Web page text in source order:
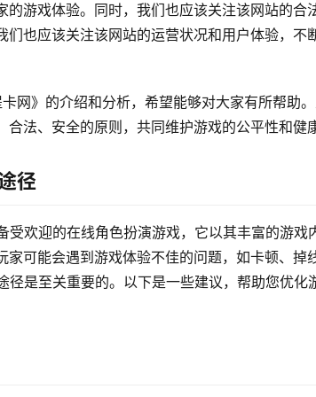
的游戏体验。同时，我们也应该关注该网站的合
们也应该关注该网站的运营状况和用户体验，不
网》的介绍和分析，希望能够对大家有所帮助
法、安全的原则，共同维护游戏的公平性和健
径
受欢迎的在线角色扮演游戏，它以其丰富的游戏
家可能会遇到游戏体验不佳的问题，如卡顿、掉
径是至关重要的。以下是一些建议，帮助您优化